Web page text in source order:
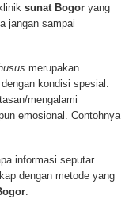
sunat Bogor yang
jangan sampai
merupakan
kondisi spesial.
mengalami
emosional. Contohnya
informasi seputar
dengan metode yang
.